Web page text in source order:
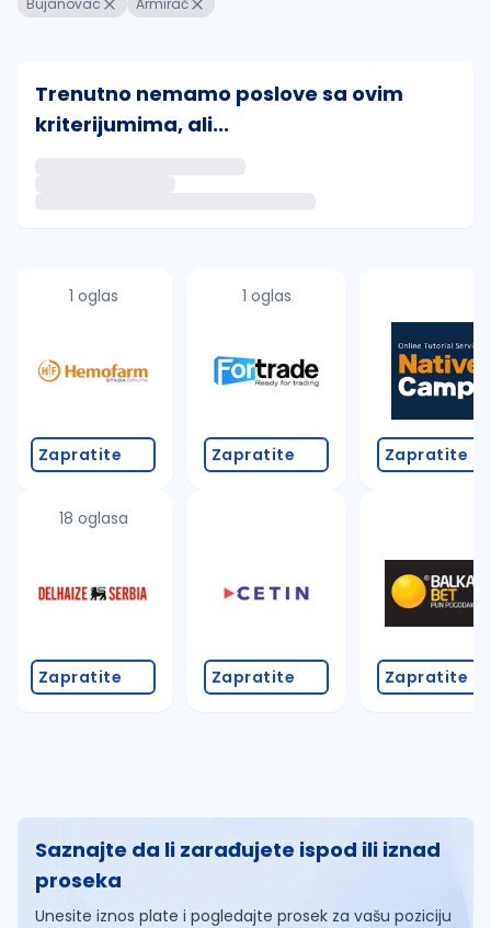
Bujanovac Armirač
Trenutno nemamo poslove sa ovim
kriterijumima, ali...
proverite pravopisne greške (koristite č, ć, š, đ,
promenite odabrane filtere pretrage
1 oglas
Zapratite
18 oglasa
Zapratite
1 oglas
Zapratite
Zapratite
Zapratite
Zapratite
Saznajte da li zarađujete ispod ili iznad
proseka
Unesite iznos plate i pogledajte prosek za vašu poziciju